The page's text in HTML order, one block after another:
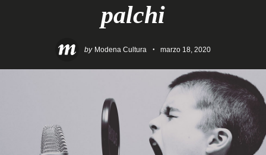
palchi
by Modena Cultura marzo 18, 2020